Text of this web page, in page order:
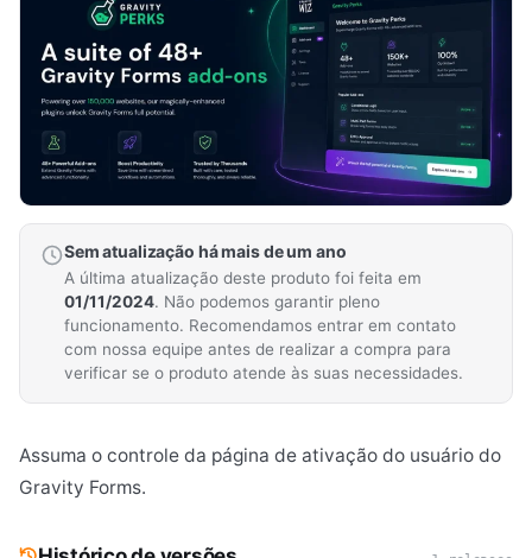
Sem atualização há mais de um ano
A última atualização deste produto foi feita em
01/11/2024. Não podemos garantir pleno
funcionamento. Recomendamos entrar em contato
com nossa equipe antes de realizar a compra para
verificar se o produto atende às suas necessidades.
Assuma o controle da página de ativação do usuário do
Gravity Forms.